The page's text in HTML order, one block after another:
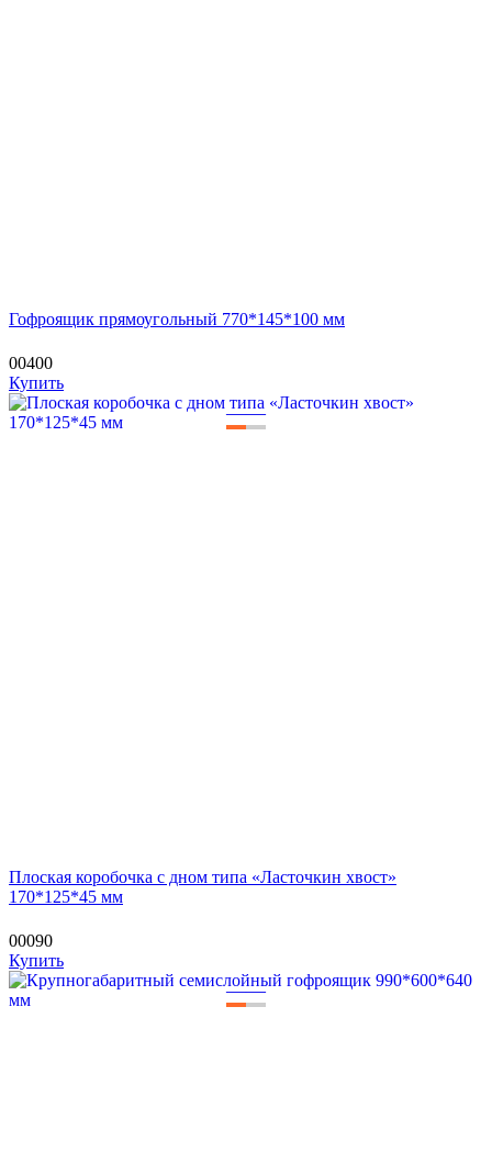
Гофроящик прямоугольный 770*145*100 мм
00400
Купить
——
Плоская коробочка с дном типа «Ласточкин хвост»
170*125*45 мм
00090
Купить
——